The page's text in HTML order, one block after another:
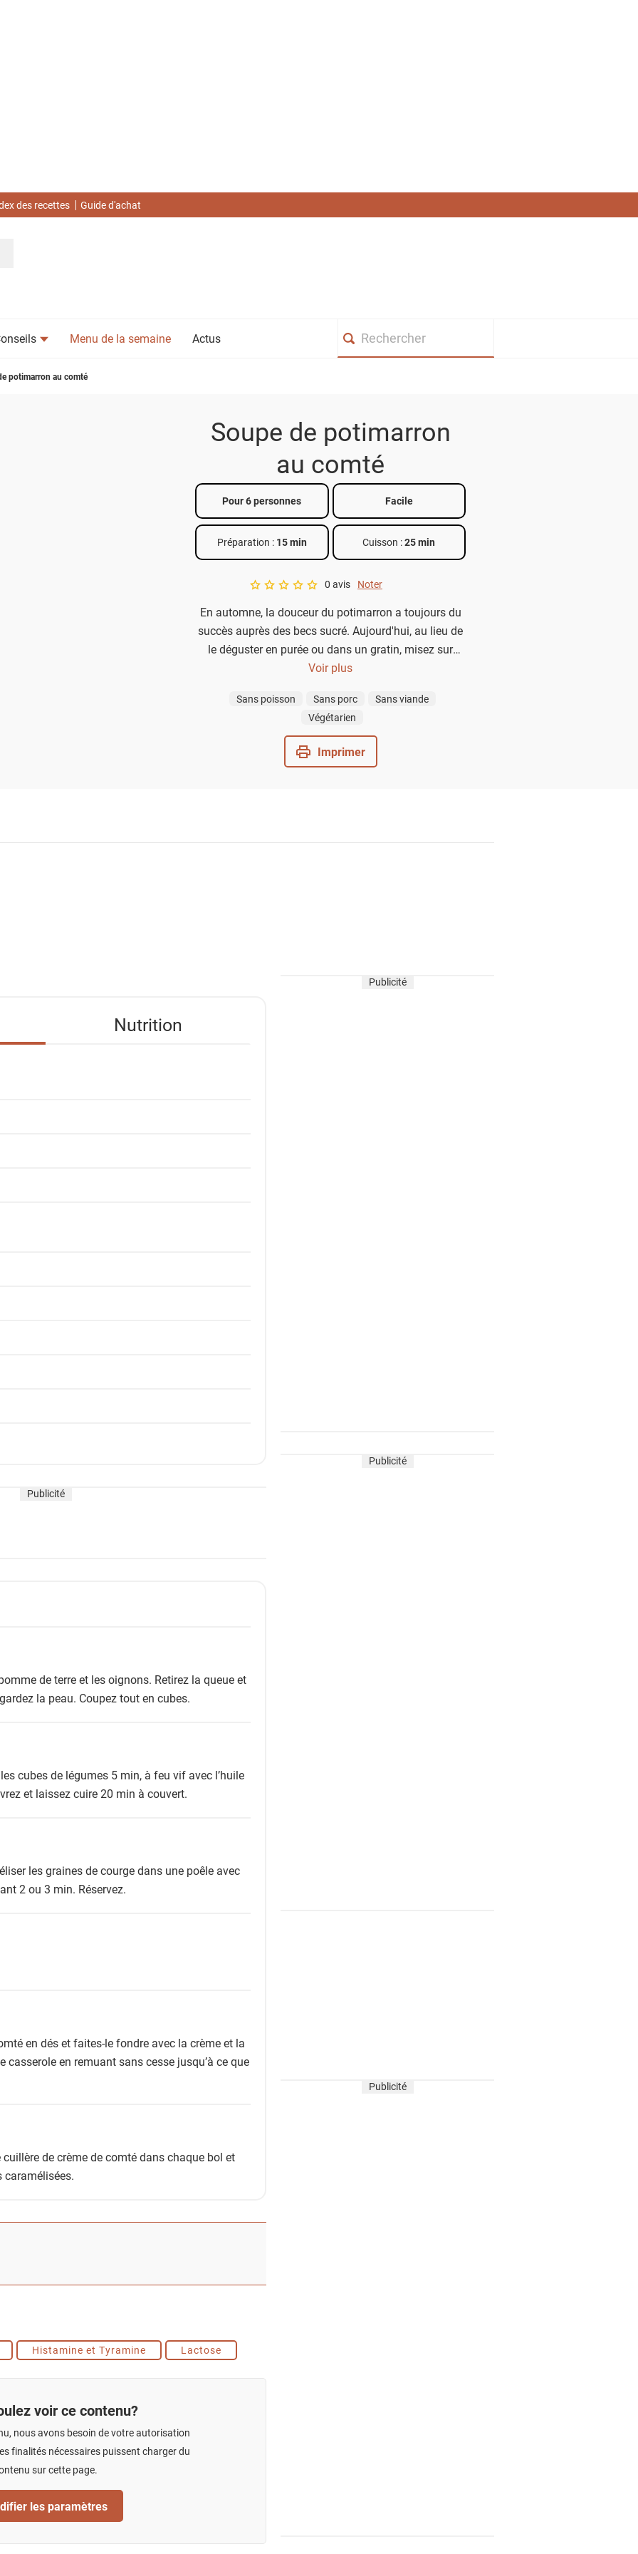
des recettes Guide d'achat
Menu de la semaine Actus
potimarron au comté
Soupe de potimarron
au comté
Pour 6 personnes Facile
Préparation : 15 min Cuisson :25 min
A star rating of 0 out of 5.
0 avis Noter
En automne, la douceur du potimarron a toujours du
succès auprès des becs sucré. Aujourd'hui, au lieu de
le déguster en purée ou dans un gratin, misez sur
cette onctueuse soupe. À la dernière minute,
Voir plus
Sans poisson Sans porc
Sans viande
Végétarien
Imprimer
Nutrition
Publicité
de terre et les oignons. Retirez la queue et
la peau. Coupez tout en cubes.
cubes de légumes 5 min, à feu vif avec l’huile
et laissez cuire 20 min à couvert.
les graines de courge dans une poêle avec
2 ou 3 min. Réservez.
en dés et faites-le fondre avec la crème et la
casserole en remuant sans cesse jusqu’à ce que
de crème de comté dans chaque bol et
caramélisées.
Histamine et Tyramine Lactose
voir ce contenu?
nous avons besoin de votre autorisation
finalités nécessaires puissent charger du
sur cette page.
les paramètres
Publicité
Publicité
Publicité